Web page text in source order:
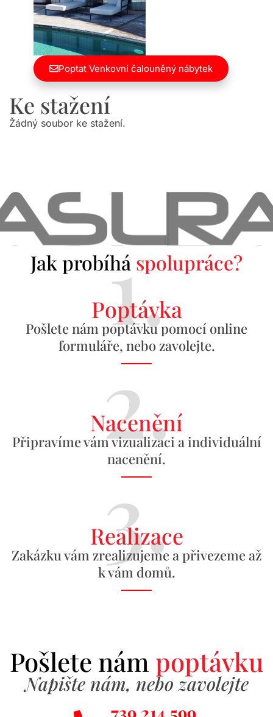
Poptat Venkovní čalouněný nábytek
Ke stažení
Žádný soubor ke stažení.
Jak probíhá spolupráce?
1.
Poptávka
Pošlete nám poptávku pomocí online
formuláře, nebo zavolejte.
2.
Nacenění
Připravíme vám vizualizaci a individuální
nacenění.
3.
Realizace
Zakázku vám zrealizujeme a přivezeme až
k vám domů.
Pošlete nám poptávku
Napište nám, nebo zavolejte
739 214 599